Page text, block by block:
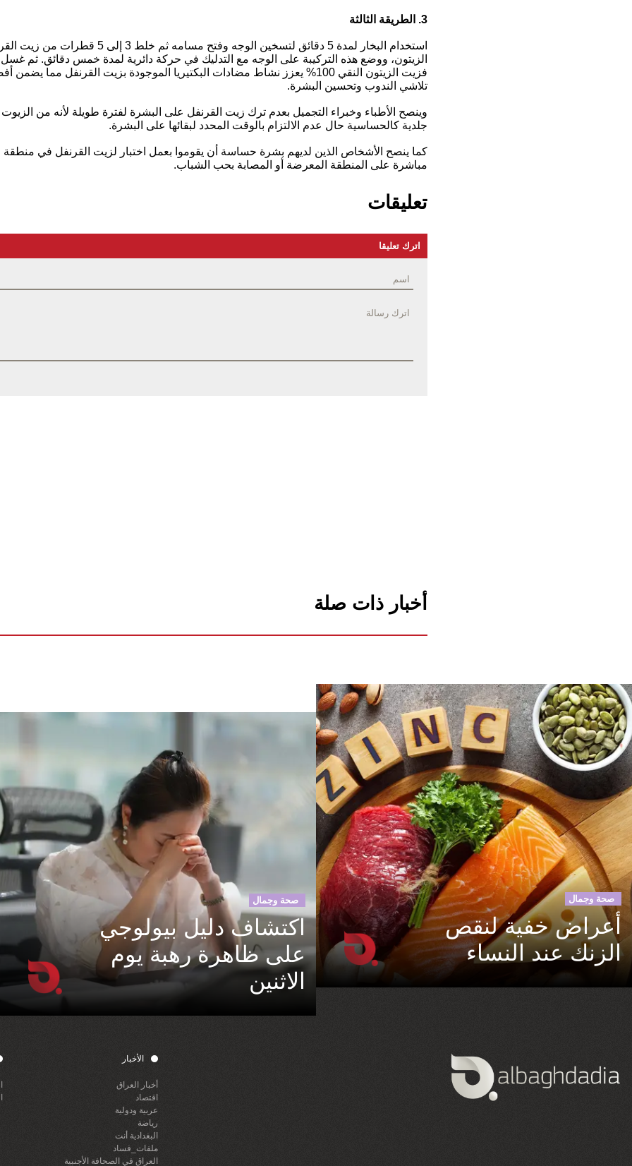
3. الطريقة الثالثة
استخدام البخار لمدة 5 دقائق لتسخين الوجه
الزيتون، ووضع هذه التركيبة على الوجه مع التدليك في حركة دائرية لمدة خمس دقائق. ثم
فزيت الزيتون النقي 100% يعزز نشاط مضادات البكتيريا الموجودة بزيت القرنفل مما
تلاشي الندوب وتحسين البشرة.
وينصح الأطباء وخبراء التجميل بعدم ترك زيت القرنفل على البشرة لفترة طويلة لأنه من
جلدية كالحساسية حال عدم الالتزام بالوقت المحدد لبقائها على البشرة.
كما ينصح الأشخاص الذين لديهم بشرة حساسة أن يقوموا بعمل اختبار لزيت القرنفل في
مباشرة على المنطقة المعرضة أو المصابة بحب الشباب.
تعليقات
اترك تعليقا
أخبار ذات صلة
صحة وجمال
أعراض خفية لنقص
الزنك عند النساء
صحة وجمال
اكتشاف دليل بيولوجي
على ظاهرة رهبة يوم
الاثنين
الأخبار
أخبار العراق
اقتصاد
عربية ودولية
رياضة
البغدادية أنت
ملفات_فساد
العراق في الصحافة الأجنبية